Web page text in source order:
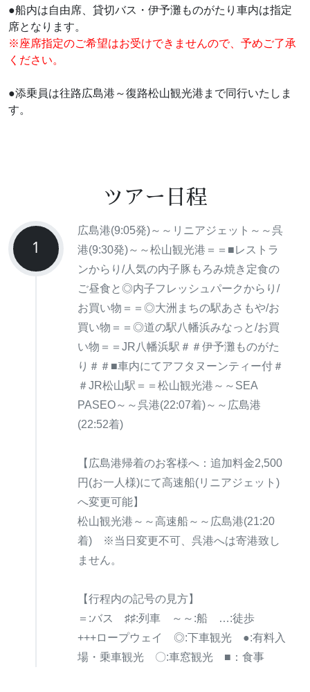
●船内は自由席、貸切バス・伊予灘ものがたり車内は指定
席となります。
※座席指定のご希望はお受けできませんので、予めご了承
ください。
●添乗員は往路広島港～復路松山観光港まで同行いたしま
す。
ツアー日程
1
広島港(9:05発)～～リニアジェット～～呉
港(9:30発)～～松山観光港＝＝■レストラ
ンからり/人気の内子豚もろみ焼き定食の
ご昼食と◎内子フレッシュパークからり/
お買い物＝＝◎大洲まちの駅あさもや/お
買い物＝＝◎道の駅八幡浜みなっと/お買
い物＝＝JR八幡浜駅＃＃伊予灘ものがた
り＃＃■車内にてアフタヌーンティー付＃
＃JR松山駅＝＝松山観光港～～SEA
PASEO～～呉港(22:07着)～～広島港
(22:52着)
【広島港帰着のお客様へ：追加料金2,500
円(お一人様)にて高速船(リニアジェット)
へ変更可能】
松山観光港～～高速船～～広島港(21:20
着) ※当日変更不可、呉港へは寄港致し
ません。
【行程内の記号の見方】
＝:バス ♯♯:列車 ～～:船 …:徒歩
+++ロープウェイ ◎:下車観光 ●:有料入
場・乗車観光 〇:車窓観光 ■：食事